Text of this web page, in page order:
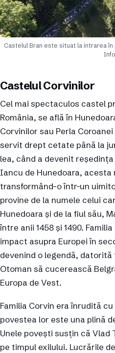
Castelul Bran este situat la intrarea în
Info
Castelul Corvinilor
Cel mai spectaculos castel
România, se află în
Corvinilor sau Perla
servit drept cetate până la
lea, când a devenit
Iancu de Hunedoara,
transformând-o într-un
provine de la numele celui
Hunedoara și de la fiul său,
între anii 1458 și 1490.
impact asupra Europei în
devenind o legendă,
Otoman să cucerească
Europa de Vest.
Familia Corvin era înrudită
povestea lor este una plină
Unele povești susțin că Vlad
pe timpul exilului. Lucrările